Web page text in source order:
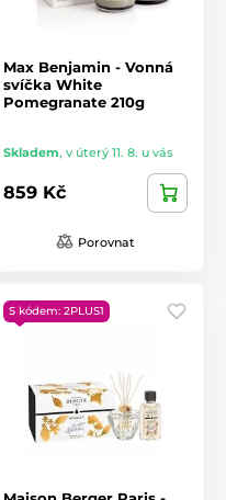
Max Benjamin - Vonná
svíčka White
Pomegranate 210g
Skladem, v úterý 11. 8. u vás
859 Kč
Porovnat
S kódem: 2PLUS1